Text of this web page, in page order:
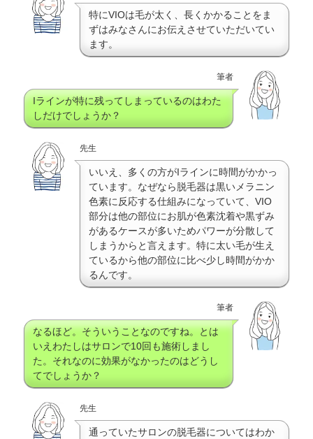
特にVIOは毛が太く、長くかかることをま
ずはみなさんにお伝えさせていただいてい
ます。
筆者
Iラインが特に残ってしまっているのはわた
しだけでしょうか？
先生
いいえ、多くの方がIラインに時間がかかっ
ています。なぜなら脱毛器は黒いメラニン
色素に反応する仕組みになっていて、VIO
部分は他の部位にお肌が色素沈着や黒ずみ
があるケースが多いためパワーが分散して
しまうからと言えます。特に太い毛が生え
ているから他の部位に比べ少し時間がかか
るんです。
筆者
なるほど。そういうことなのですね。とは
いえわたしはサロンで10回も施術しまし
た。それなのに効果がなかったのはどうし
てでしょうか？
先生
通っていたサロンの脱毛器についてはわか